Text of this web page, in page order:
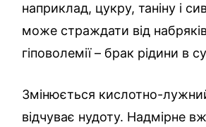
наприклад, цукру, таніну і
може страждати від
гіповолемії – брак рідини в
Змінюється кислотно-
відчуває нудоту. Надмірне